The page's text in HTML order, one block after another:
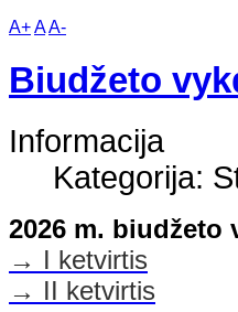
A+AA-
Biudžeto
Informacija
Kategorija:
2026 m.
→ I ketvirtis
→ II ketvirtis